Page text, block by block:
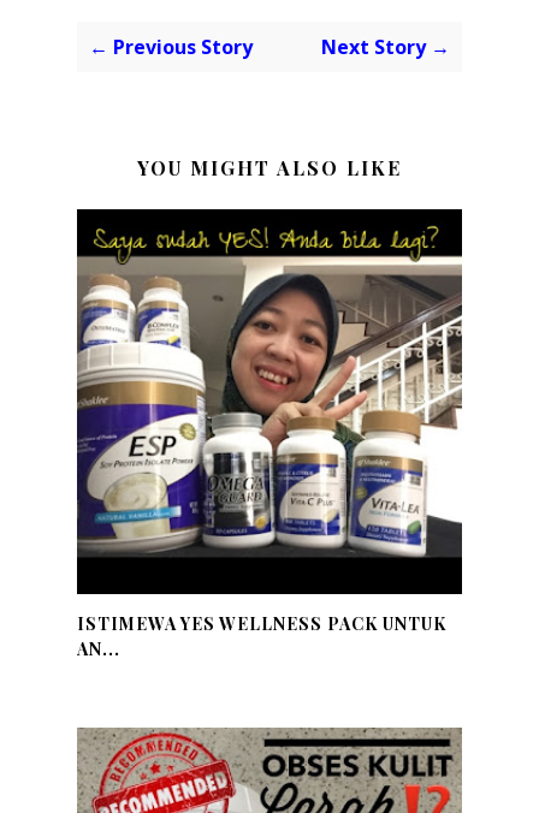
← Previous Story Next Story →
YOU MIGHT ALSO LIKE
ISTIMEWA YES WELLNESS PACK UNTUK
AN...